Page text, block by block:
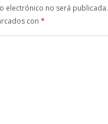
electrónico no será publicada.
con*